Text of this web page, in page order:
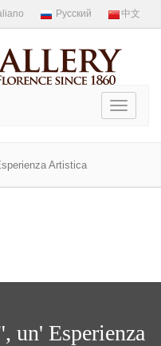
Toggle
Artistica
un' Esperienza